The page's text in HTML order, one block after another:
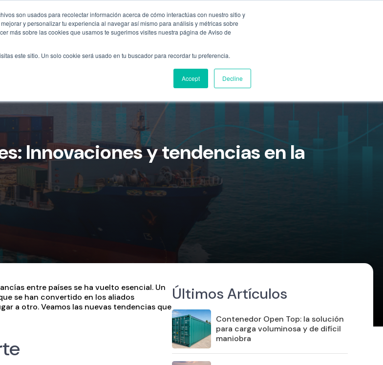
son usados para recolectar información acerca de cómo interactúas con nuestro sitio y
y personalizar tu experiencia al navegar así mismo para análisis y métricas sobre
más sobre las cookies que usamos te sugerimos visites nuestra página de Aviso de
este sitio. Un solo cookie será usado en tu buscador para recordar tu preferencia.
Accept Decline
Soluciones
Innovaciones y tendencias en la
entre países se ha vuelto esencial. Un
se han convertido en los aliados
a otro. Veamos las nuevas tendencias que
Últimos Artículos
Contenedor Open Top: la solución
para carga voluminosa y de difícil
maniobra